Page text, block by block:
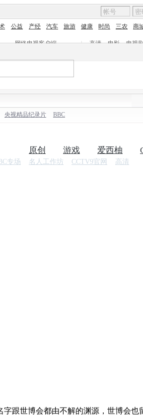
公益 产经 汽车 旅游 健康 时尚 三农 商
网络电视客户端 | 高清 电影
电视
央视精品纪录片 BBC
专场 名人工作坊 CCTV9官网 高清
原创 游戏 爱西柚
跟世博会都由不解的渊源，世博会